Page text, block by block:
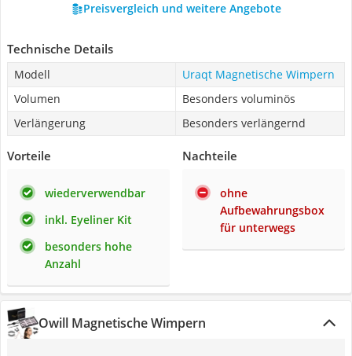
Preisvergleich und weitere Angebote
Technische Details
Modell
Uraqt Magnetische Wimpern
Volumen
Besonders voluminös
Verlängerung
Besonders verlängernd
Vorteile
wiederverwendbar
inkl. Eyeliner Kit
besonders hohe
Anzahl
Nachteile
ohne
Aufbewahrungsbox
für unterwegs
Owill Magnetische Wimpern